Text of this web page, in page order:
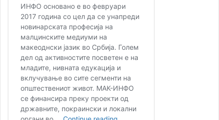
Организатори на настанот се Здружението на
Македонците „Вардар“ од Качарев и Центарот за
заштита и афирмација на македонските традиции и
особености „Тоше Проески“.
– Целта на манифестацијата е да се зачува гајдата од
заборав и да се поттикнат помладите генерации да
почнат да свират на овој древен инструмент. Се
надевам дека ќе успееме во ова и дека овој фестивал
ќе продолжи да собира голем број учесници – изјави